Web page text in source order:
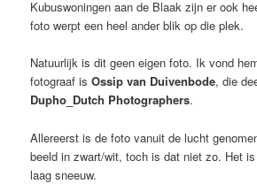
Kubuswoningen aan de Blaak zijn er ook
foto werpt een heel ander blik op die plek.
Natuurlijk is dit geen eigen foto. Ik vond
fotograaf isOssip van Duivenbode, die
Dupho_Dutch Photographers.
Allereerst is de foto vanuit de lucht
beeld in zwart/wit, toch is dat niet zo. Het
laag sneeuw.